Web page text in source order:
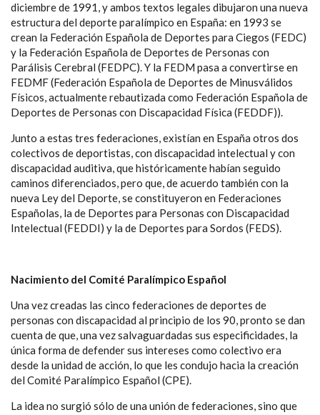
diciembre de 1991, y ambos textos legales dibujaron una nueva
estructura del deporte paralímpico en España: en 1993 se
crean la Federación Española de Deportes para Ciegos (FEDC)
y la Federación Española de Deportes de Personas con
Parálisis Cerebral (FEDPC). Y la FEDM pasa a convertirse en
FEDMF (Federación Española de Deportes de Minusválidos
Físicos, actualmente rebautizada como Federación Española de
Deportes de Personas con Discapacidad Física (FEDDF)).
Junto a estas tres federaciones, existían en España otros dos
colectivos de deportistas, con discapacidad intelectual y con
discapacidad auditiva, que históricamente habían seguido
caminos diferenciados, pero que, de acuerdo también con la
nueva Ley del Deporte, se constituyeron en Federaciones
Españolas, la de Deportes para Personas con Discapacidad
Intelectual (FEDDI) y la de Deportes para Sordos (FEDS).
Nacimiento del Comité Paralímpico Español
Una vez creadas las cinco federaciones de deportes de
personas con discapacidad al principio de los 90, pronto se dan
cuenta de que, una vez salvaguardadas sus especificidades, la
única forma de defender sus intereses como colectivo era
desde la unidad de acción, lo que les condujo hacia la creación
del Comité Paralímpico Español (CPE).
La idea no surgió sólo de una unión de federaciones, sino que